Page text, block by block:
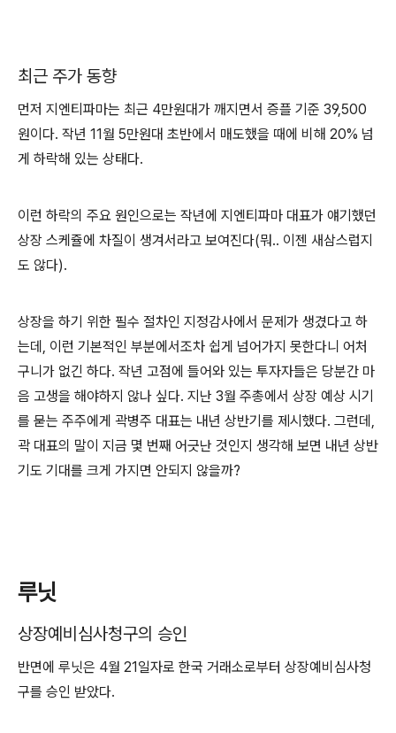
최근 주가 동향
먼저 지엔티파마는 최근 4만원대가 깨지면서 증플 기준 39,500
원이다. 작년 11월 5만원대 초반에서 매도했을 때에 비해 20% 넘
게 하락해 있는 상태다.
이런 하락의 주요 원인으로는 작년에 지엔티파마 대표가 얘기했던
상장 스케쥴에 차질이 생겨서라고 보여진다(뭐.. 이젠 새삼스럽지
도 않다).
상장을 하기 위한 필수 절차인 지정감사에서 문제가 생겼다고 하
는데, 이런 기본적인 부분에서조차 쉽게 넘어가지 못한다니 어처
구니가 없긴 하다. 작년 고점에 들어와 있는 투자자들은 당분간 마
음 고생을 해야하지 않나 싶다. 지난 3월 주총에서 상장 예상 시기
를 묻는 주주에게 곽병주 대표는 내년 상반기를 제시했다. 그런데,
곽 대표의 말이 지금 몇 번째 어긋난 것인지 생각해 보면 내년 상반
기도 기대를 크게 가지면 안되지 않을까?
루닛
상장예비심사청구의 승인
반면에 루닛은 4월 21일자로 한국 거래소로부터 상장예비심사청
구를 승인 받았다.